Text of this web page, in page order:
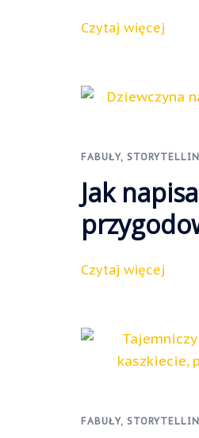
Czytaj więcej
FABUŁY,
Jak
Czytaj więcej
FABUŁY,